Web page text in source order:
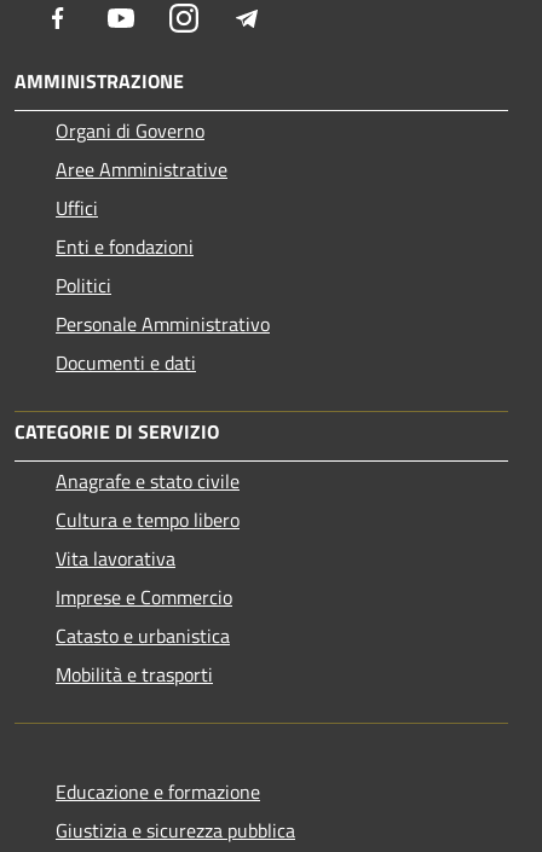
Facebook YoutubeInstagram
AMMINISTRAZIONE
Organi di Governo
Aree Amministrative
Uffici
Enti e fondazioni
Politici
Personale Amministrativo
Documenti e dati
CATEGORIE DI SERVIZIO
Anagrafe e stato civile
Cultura e tempo libero
Vita lavorativa
Imprese e Commercio
Catasto e urbanistica
Mobilità e trasporti
Educazione e formazione
Giustizia e sicurezza pubblica